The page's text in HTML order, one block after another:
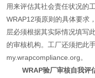
用来评估其社会责任状况的
WRAP12项原则的具体要求
层必须根据其实际情况填写
的审核机构。工厂还须把此
my.wrapcompliance.org。
WRAP验厂审核自我评